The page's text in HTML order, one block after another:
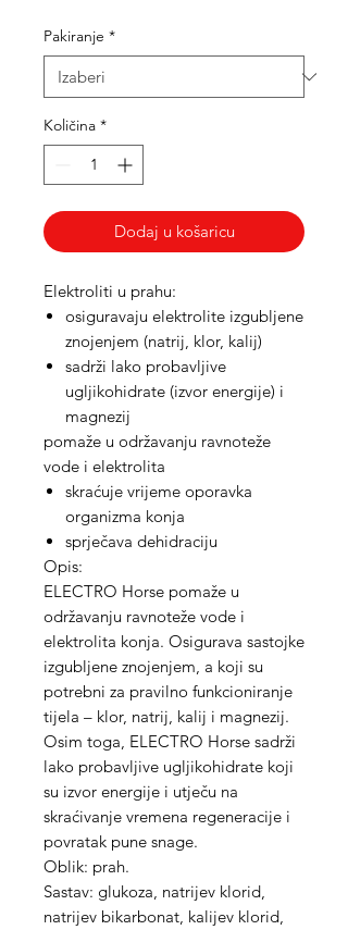
Pakiranje *
Količina *
Dodaj u košaricu
Elektroliti u prahu:
osiguravaju elektrolite izgubljene
znojenjem (natrij, klor, kalij)
sadrži lako probavljive
ugljikohidrate (izvor energije) i
magnezij
pomaže u održavanju ravnoteže
vode i elektrolita
skraćuje vrijeme oporavka
organizma konja
sprječava dehidraciju
Opis:
ELECTRO Horse pomaže u
održavanju ravnoteže vode i
elektrolita konja. Osigurava sastojke
izgubljene znojenjem, a koji su
potrebni za pravilno funkcioniranje
tijela – klor, natrij, kalij i magnezij.
Osim toga, ELECTRO Horse sadrži
lako probavljive ugljikohidrate koji
su izvor energije i utječu na
skraćivanje vremena regeneracije i
povratak pune snage.
Oblik: prah.
Sastav: glukoza, natrijev klorid,
natrijev bikarbonat, kalijev klorid,